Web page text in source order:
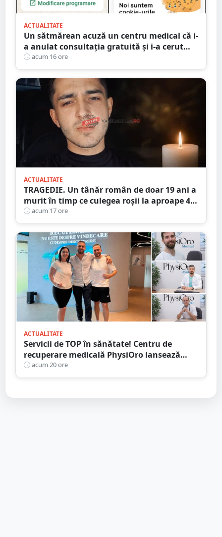
ACTUALITATE
Un sătmărean acuză un centru medical că i-
a anulat consultația gratuită și i-a cerut
250 de lei pentru aceeași programare
acum 16 ore
ACTUALITATE
TRAGEDIE. Un tânăr român de doar 19 ani a
murit în timp ce culegea roșii la aproape 40
de grade Celsius,în Italia
acum 17 ore
ACTUALITATE
Servicii de TOP în sănătate! Centru de
recuperare medicală PhysiOro lansează
Divizia medicală PhysiOro
acum 20 ore